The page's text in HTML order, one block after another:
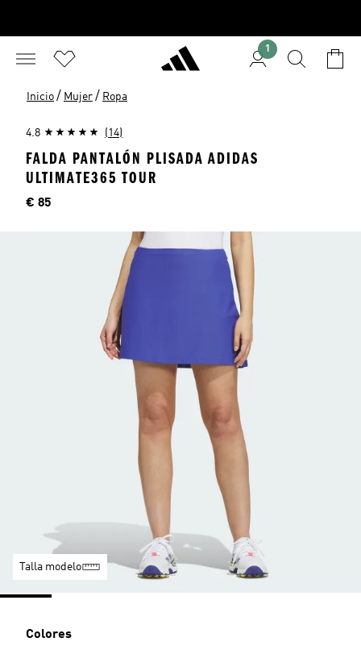
1
Inicio / Mujer / Ropa
4.8 (14)
FALDA PANTALÓN PLISADA ADIDAS
ULTIMATE365 TOUR
Precio
€ 85
Talla modelo
Colores